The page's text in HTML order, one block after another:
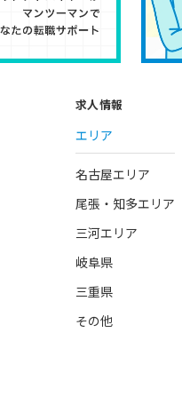
求人情報
エリア
名古屋エリア
尾張・知多エリア
三河エリア
岐阜県
三重県
その他